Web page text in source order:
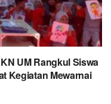
UM Rangkul Siswa
Kegiatan Mewarnai